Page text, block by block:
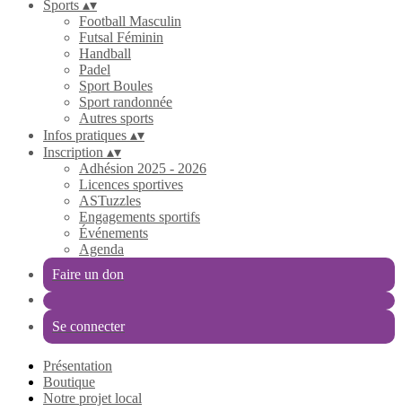
Sports ▴▾
Football Masculin
Futsal Féminin
Handball
Padel
Sport Boules
Sport randonnée
Autres sports
Infos pratiques ▴▾
Inscription ▴▾
Adhésion 2025 - 2026
Licences sportives
ASTuzzles
Engagements sportifs
Événements
Agenda
Faire un don
Se connecter
Présentation
Boutique
Notre projet local